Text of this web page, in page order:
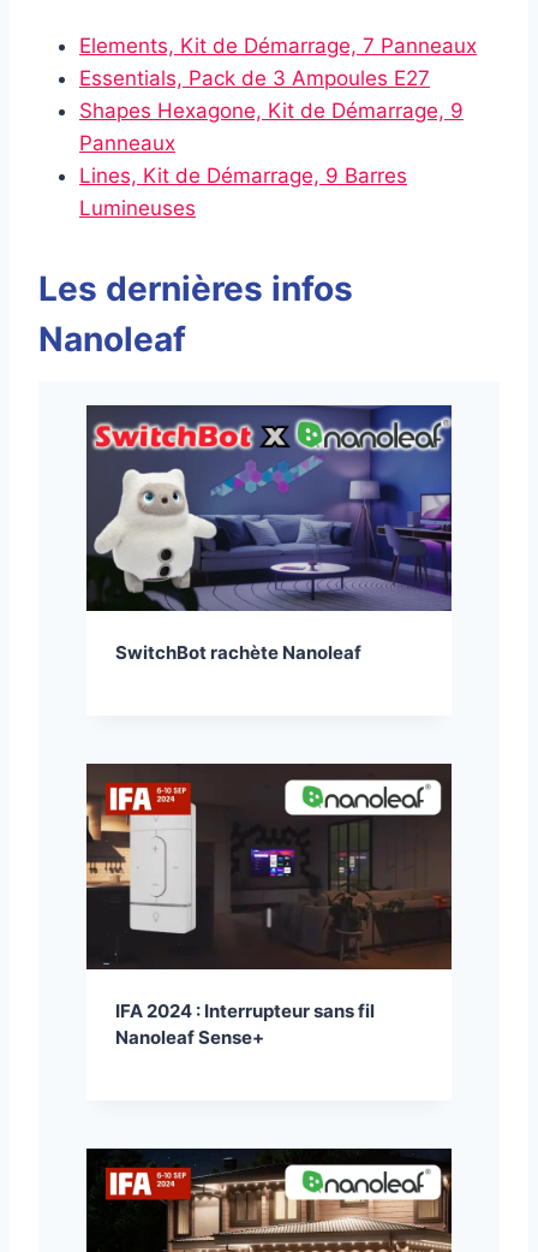
Elements, Kit de Démarrage, 7 Panneaux
Essentials, Pack de 3 Ampoules E27
Shapes Hexagone, Kit de Démarrage, 9
Panneaux
Lines, Kit de Démarrage, 9 Barres
Lumineuses
Les dernières infos
Nanoleaf
SwitchBot rachète Nanoleaf
IFA 2024 : Interrupteur sans fil
Nanoleaf Sense+